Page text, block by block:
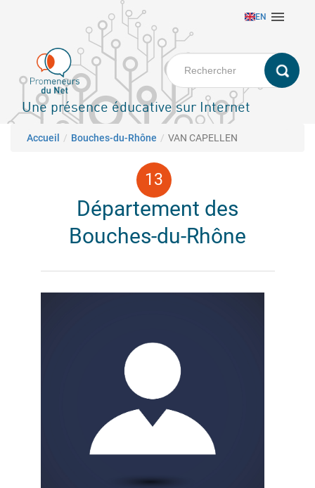
principal
EN 
Une présence éducative sur Internet
Fil d'Ariane
Accueil Bouches-du-Rhône VAN CAPELLEN
Département des
Bouches-du-Rhône